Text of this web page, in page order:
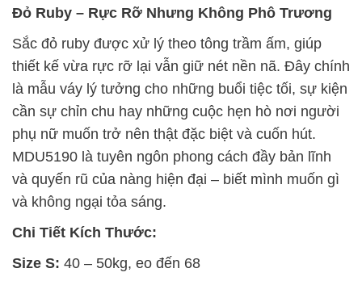
Đỏ Ruby – Rực Rỡ Nhưng Không Phô Trương
Sắc đỏ ruby được xử lý theo tông trầm ấm, giúp
thiết kế vừa rực rỡ lại vẫn giữ nét nền nã. Đây chính
là mẫu váy lý tưởng cho những buổi tiệc tối, sự kiện
cần sự chỉn chu hay những cuộc hẹn hò nơi người
phụ nữ muốn trở nên thật đặc biệt và cuốn hút.
MDU5190 là tuyên ngôn phong cách đầy bản lĩnh
và quyến rũ của nàng hiện đại – biết mình muốn gì
và không ngại tỏa sáng.
Chi Tiết Kích Thước:
Size S: 40 – 50kg, eo đến 68